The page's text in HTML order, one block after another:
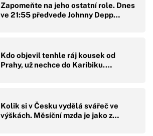
Zapomeňte na jeho ostatní role. Dnes
ve 21:55 předvede Johnny Depp…
Kdo objevil tenhle ráj kousek od
Prahy, už nechce do Karibiku.…
Kolik si v Česku vydělá svářeč ve
výškách. Měsíční mzda je jako z…